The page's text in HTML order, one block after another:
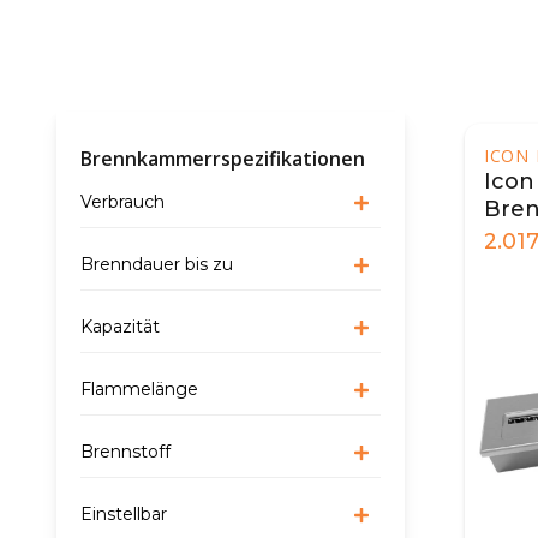
Brennkammerrspezifikationen
Verbrauch
Brenndauer bis zu
Kapazität
Flammelänge
Brennstoff
Einstellbar
ICON
2.017